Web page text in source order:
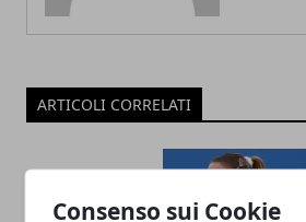
Consenso sui Cookie
ARTICOLI CORRELATI